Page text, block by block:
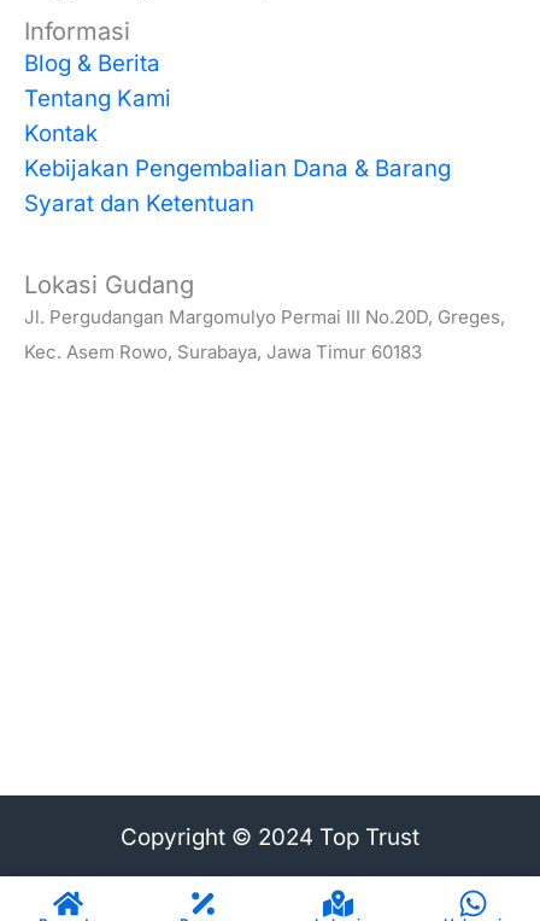
Informasi
Blog & Berita
Tentang Kami
Kontak
Kebijakan Pengembalian Dana & Barang
Syarat dan Ketentuan
Lokasi Gudang
Jl. Pergudangan Margomulyo Permai III No.20D, Greges,
Kec. Asem Rowo, Surabaya, Jawa Timur 60183
Copyright © 2024 Top Trust